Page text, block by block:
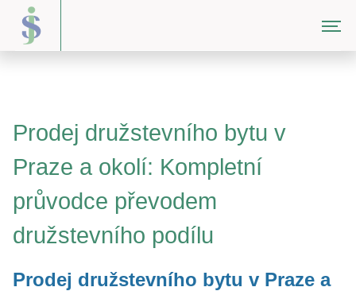
Prodej družstevního bytu v
Praze a okolí: Kompletní
průvodce převodem
družstevního podílu
Prodej družstevního bytu v Praze a